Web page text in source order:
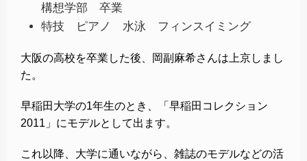
構想学部 卒業
特技 ピアノ 水泳 フィンスイミング
大阪の高校を卒業した後、岡副麻希さんは上京しまし
た。
早稲田大学の1年生のとき、「早稲田コレクション
2011」にモデルとして出ます。
これ以降、大学に通いながら、雑誌のモデルなどの活